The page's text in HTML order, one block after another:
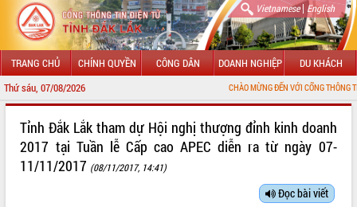
Vietnamese| English
TRANG CHỦ CHÍNH QUYỀN CÔNG DÂN DOANH NGHIỆP DU KHÁCH
Thứ sáu, 07/08/2026 CHÀO MỪNG ĐẾN VỚI CỔNG THÔNG TIN ĐIỆN TỬ TỈNH
LÃNH ĐẠO UBND TỈNH
Tỉnh Đắk Lắk tham dự Hội nghị thượng đỉnh kinh doanh
2017 tại Tuần lễ Cấp cao APEC diễn ra từ ngày 07-
11/11/2017 (08/11/2017, 14:41)
Đọc bài viết